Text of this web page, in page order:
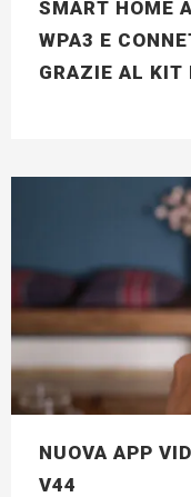
SMART HOME
WPA3 E
GRAZIE AL KIT
NUOVA APP
V44